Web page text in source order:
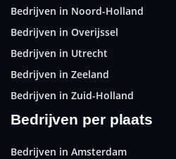
Bedrijven in Noord-Holland
Bedrijven in Overijssel
Bedrijven in Utrecht
Bedrijven in Zeeland
Bedrijven in Zuid-Holland
Bedrijven per plaats
Bedrijven in Amsterdam